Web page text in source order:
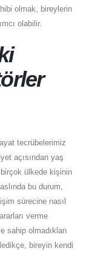
olmak, bireylerin
olabilir.
tecrübelerimiz
açısından yaş
ülkede kişinin
bu durum,
sürecine nasıl
verme
sahip olmadıkları
bireyin kendi